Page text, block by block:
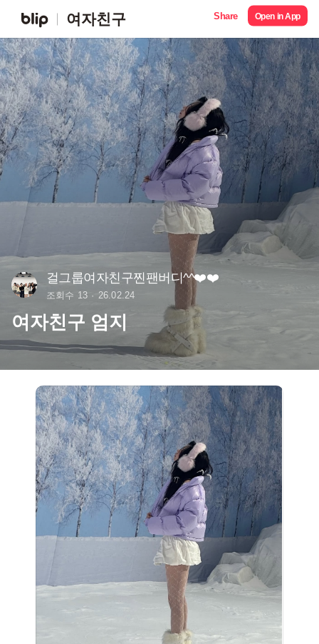
여자친구 Share Open in App
걸그룹여자친구찐팬버디^^❤️❤️
조회수 13 26.02.24
여자친구 엄지